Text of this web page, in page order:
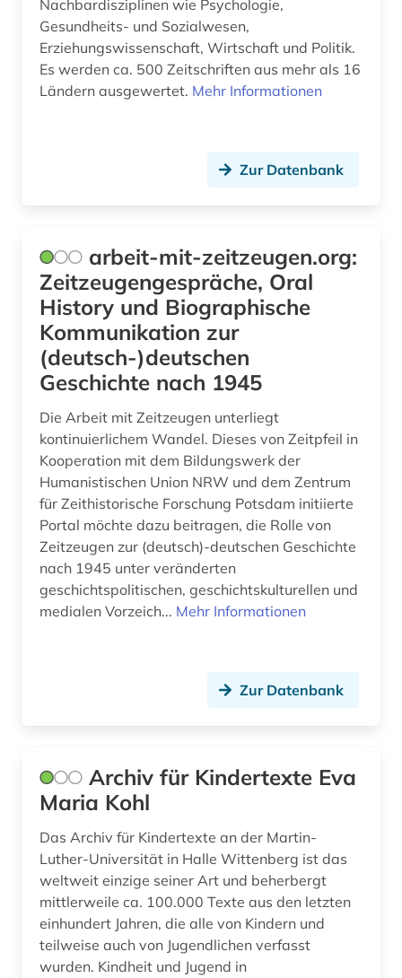
gerichtsentscheidung (1)
gerichtshof (1)
geschichte 1945- (1)
geschichtsunterricht (1)
geschichtswissenschaft (1)
geschlechterforschung (2)
gesetze (1)
gesundheit (4)
gesundheit &amp; ernährung (1)
gesundheitsberichterstattung (1)
gesundheitsindikator (2)
globalisierung (4)
goethe (1)
grundschule (2)
grundschulunterricht (1)
gruppenspiel (1)
guangzhou (1)
Nachbardisziplinen wie Psychologie,
Gesundheits- und Sozialwesen,
Erziehungswissenschaft, Wirtschaft und Politik.
Es werden ca. 500 Zeitschriften aus mehr als 16
Ländern ausgewertet. Mehr Informationen
Zur Datenbank
arbeit-mit-zeitzeugen.org:
Zeitzeugengespräche, Oral
History und Biographische
Kommunikation zur
(deutsch-)deutschen
Geschichte nach 1945
Die Arbeit mit Zeitzeugen unterliegt
kontinuierlichem Wandel. Dieses von Zeitpfeil in
Kooperation mit dem Bildungswerk der
Humanistischen Union NRW und dem Zentrum
für Zeithistorische Forschung Potsdam initiierte
Portal möchte dazu beitragen, die Rolle von
Zeitzeugen zur (deutsch)-deutschen Geschichte
nach 1945 unter veränderten
geschichtspolitischen, geschichtskulturellen und
medialen Vorzeich... Mehr Informationen
Zur Datenbank
Archiv für Kindertexte Eva
Maria Kohl
Das Archiv für Kindertexte an der Martin-
Luther-Universität in Halle Wittenberg ist das
weltweit einzige seiner Art und beherbergt
mittlerweile ca. 100.000 Texte aus den letzten
einhundert Jahren, die alle von Kindern und
teilweise auch von Jugendlichen verfasst
wurden. Kindheit und Jugend in